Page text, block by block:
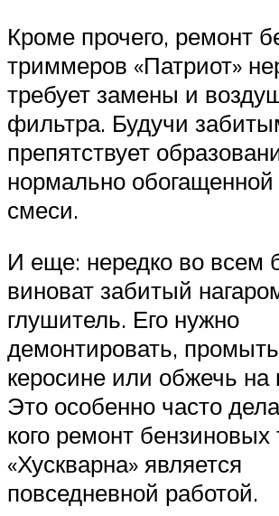
Кроме прочего, ремонт
триммеров «Патриот»
требует замены и
фильтра. Будучи
препятствует
нормально обогащенной
смеси.
И еще: нередко во всем
виноват забитый
глушитель. Его нужно
демонтировать,
керосине или обжечь на
Это особенно часто
кого ремонт
«Хускварна» является
повседневной работой.